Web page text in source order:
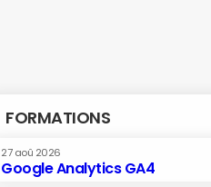
FORMATIONS
27 aoû 2026
Google Analytics GA4